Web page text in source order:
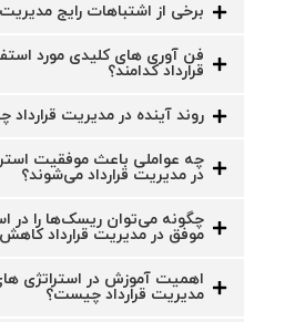
برخی از اشتباهات رایج
فن آوری های کلیدی مورد
قرارداد کدامند؟
روند آینده در مدیریت
چه عواملی باعث موفقیت
در مدیریت قرارداد می‌شوند؟
چگونه می‌توان ریسک‌ها را در
موفق در مدیریت قرارداد
اهمیت آموزش در استراتژی
مدیریت قرارداد چیست؟